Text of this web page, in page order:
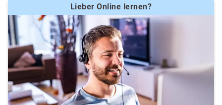
Lieber Online lernen?